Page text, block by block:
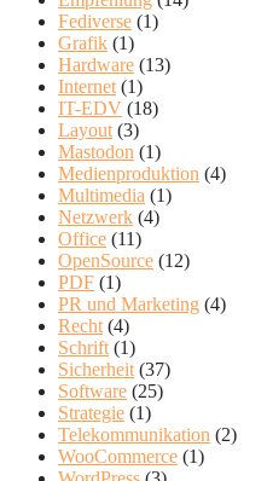
Fediverse (1)
Grafik (1)
Hardware (13)
Internet (1)
IT-EDV (18)
Layout (3)
Mastodon (1)
Medienproduktion (4)
Multimedia (1)
Netzwerk (4)
Office (11)
OpenSource (12)
PDF (1)
PR und Marketing (4)
Recht (4)
Schrift (1)
Sicherheit (37)
Software (25)
Strategie (1)
Telekommunikation (2)
WooCommerce (1)